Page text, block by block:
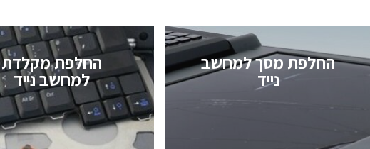
החלפת מסך למחשב
נייד
החלפת מקלדת
למחשב נייד